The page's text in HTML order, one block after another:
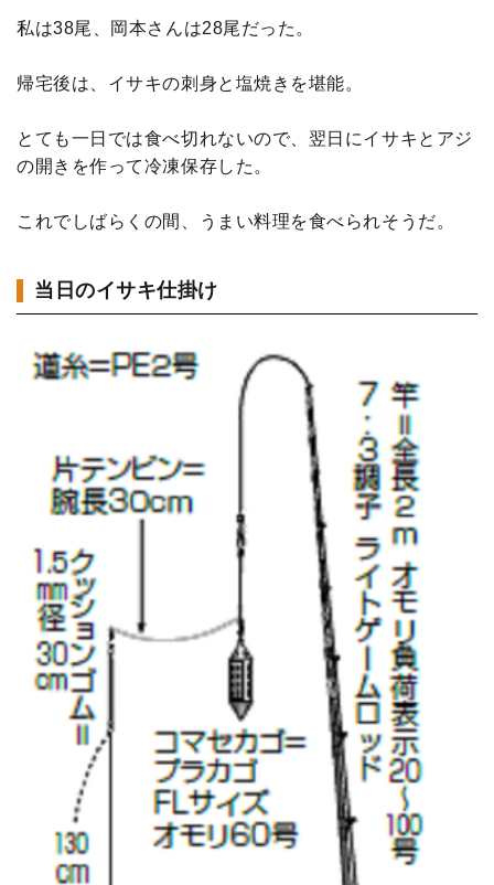
私は38尾、岡本さんは28尾だった。
帰宅後は、イサキの刺身と塩焼きを堪能。
とても一日では食べ切れないので、翌日にイサキとアジ
の開きを作って冷凍保存した。
これでしばらくの間、うまい料理を食べられそうだ。
当日のイサキ仕掛け